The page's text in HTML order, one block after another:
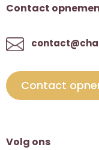
Contact opnemen
Contact
Volg ons